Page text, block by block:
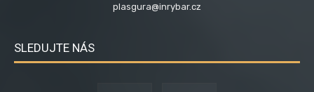
plasgura@inrybar.cz
SLEDUJTE NÁS